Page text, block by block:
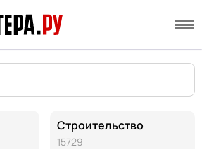
Строительство
15729